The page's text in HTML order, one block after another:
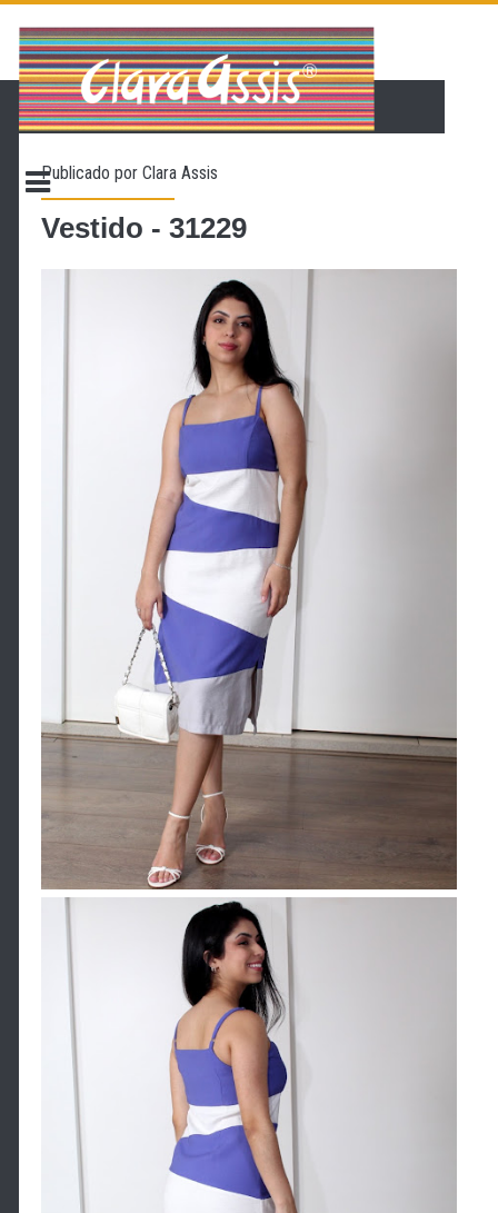
PÁGINA INICIAL
LOJA VIRTUAL
CONTATO
PROMOÇÃO
Publicado porClara Assis
Vestido - 31229